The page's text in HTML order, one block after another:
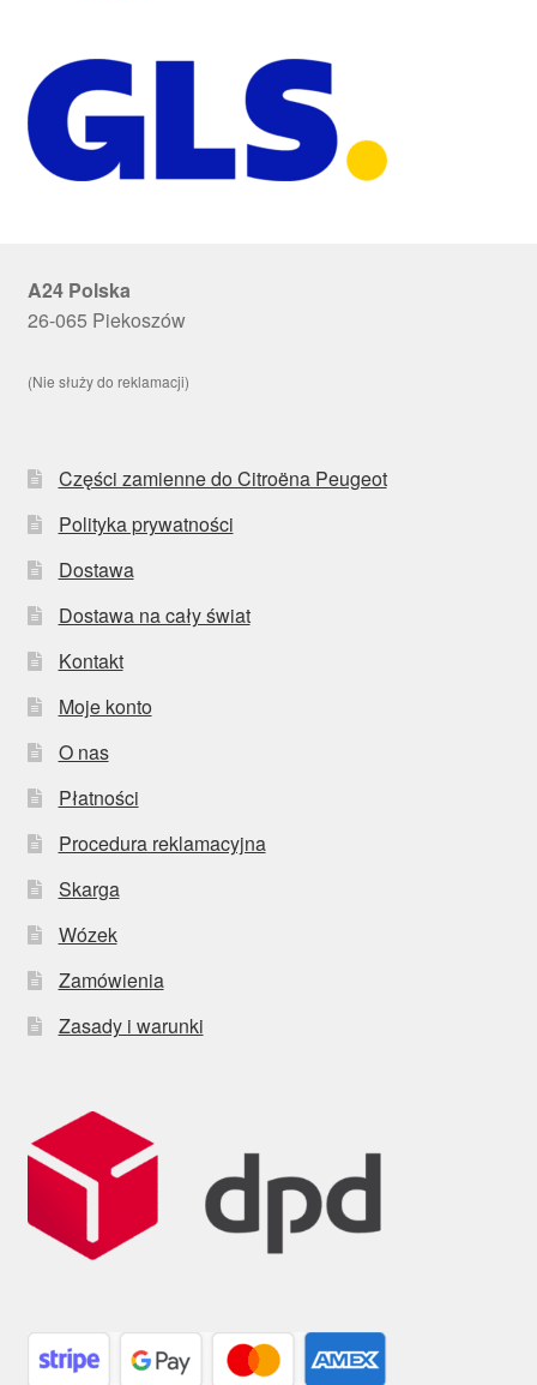
A24 Polska
26-065 Piekoszów
(Nie służy do reklamacji)
Części zamienne do Citroëna Peugeot
Polityka prywatności
Dostawa
Dostawa na cały świat
Kontakt
Moje konto
O nas
Płatności
Procedura reklamacyjna
Skarga
Wózek
Zamówienia
Zasady i warunki